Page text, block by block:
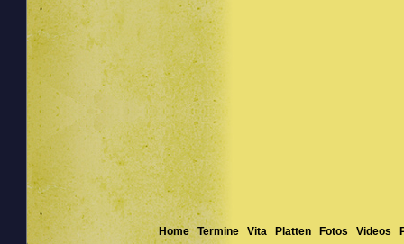
Home Termine Vita Platten Fotos Videos